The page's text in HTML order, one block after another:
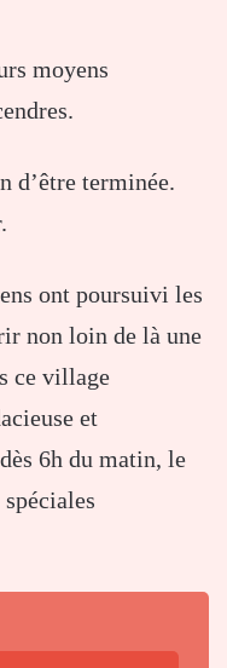
moyens
d’être terminée.
ont poursuivi les
non loin de là une
ce village
et
6h du matin, le